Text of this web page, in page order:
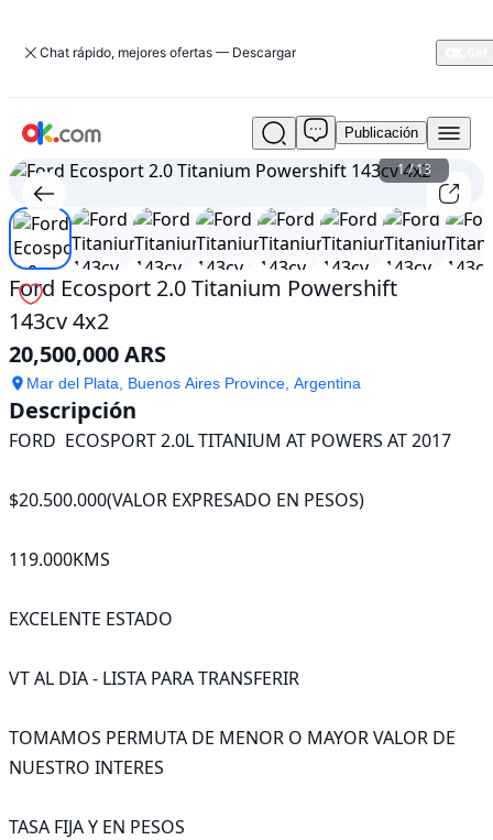
Chat rápido, mejores ofertas — Descargar
Usado
Ford
Ecosport
2.0
Titanium
Powershift
143cv
4x2
En
20,500,000
ARS
Publicación
1/13
Ford Ecosport 2.0 Titanium Powershift
143cv 4x2
20,500,000 ARS
Mar del Plata, Buenos Aires Province, Argentina
Descripción
FORD  ECOSPORT 2.0L TITANIUM AT POWERS AT 2017
$20.500.000(VALOR EXPRESADO EN PESOS)
119.000KMS
EXCELENTE ESTADO
VT AL DIA - LISTA PARA TRANSFERIR
TOMAMOS PERMUTA DE MENOR O MAYOR VALOR DE
NUESTRO INTERES
TASA FIJA Y EN PESOS